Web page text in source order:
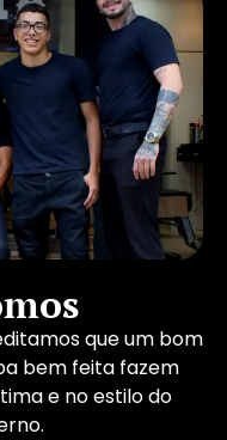
que um bom
bem feita fazem
e no estilo do